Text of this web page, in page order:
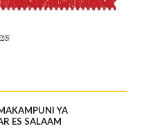
YA
ES SALAAM